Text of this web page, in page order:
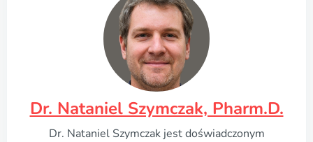
Dr. Nataniel Szymczak, Pharm.D.
Dr. Nataniel Szymczak jest doświadczonym